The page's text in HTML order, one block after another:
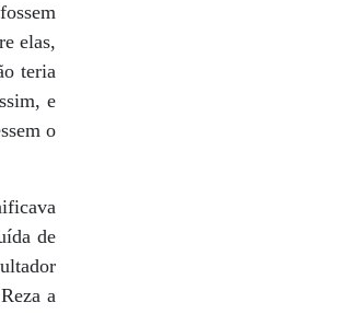
elas,
teria
e
o
de
a